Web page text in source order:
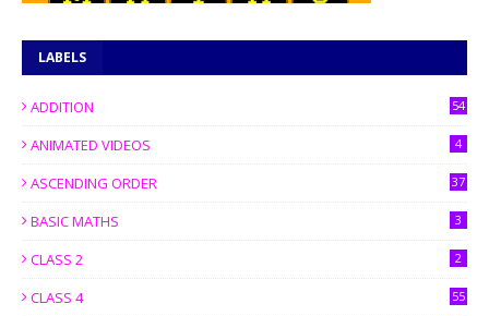
LABELS
ADDITION 54
ANIMATED VIDEOS 4
ASCENDING ORDER 37
BASIC MATHS 3
CLASS 2 2
CLASS 4 55